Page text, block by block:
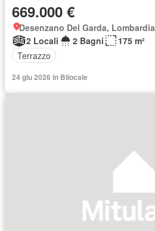
669.000 €
Desenzano Del Garda, Lombardia
2 Locali
2 Bagni
175 m²
Terrazzo
24 giu 2026 in Bilocale